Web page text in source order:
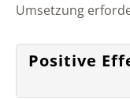
Umsetzung
Positive